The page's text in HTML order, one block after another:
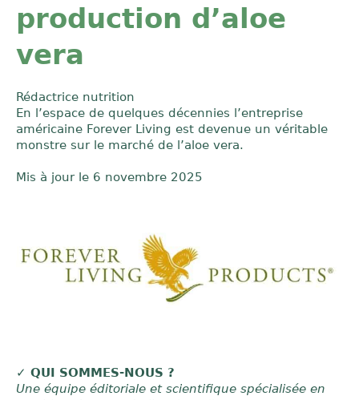
production d’aloe
vera
Rédactrice nutrition
En l’espace de quelques décennies l’entreprise
américaine Forever Living est devenue un véritable
monstre sur le marché de l’aloe vera.
Mis à jour le 6 novembre 2025
✓ QUI SOMMES-NOUS ?
Une équipe éditoriale et scientifique spécialisée en